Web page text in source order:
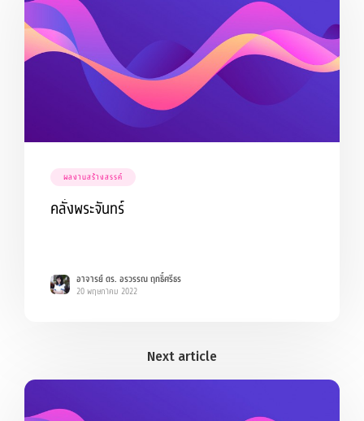
ผลงานสร้างสรรค์
คลั่งพระจันทร์
อาจารย์ ดร. อรวรรณ ฤทธิ์ศรีธร
20 พฤษภาคม 2022